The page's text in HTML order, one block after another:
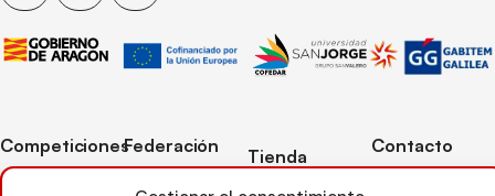
Competiciones
Competiciones
Federación
Tienda
Mi cuenta
Contacto